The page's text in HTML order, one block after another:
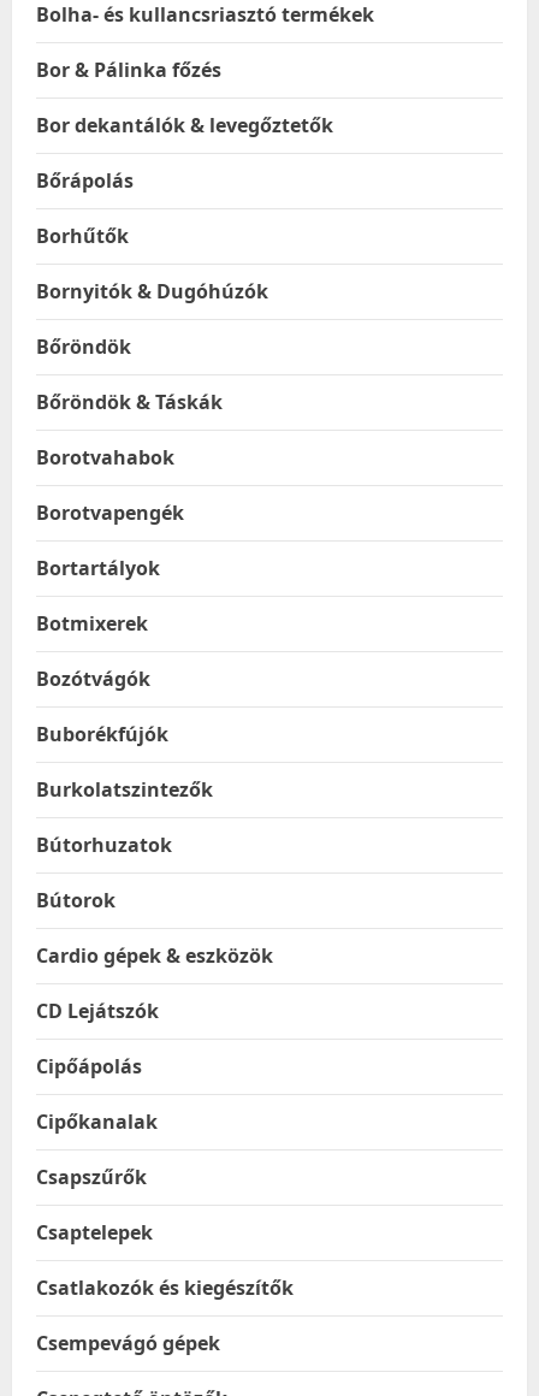
Bolha- és kullancsriasztó termékek
Bor & Pálinka főzés
Bor dekantálók & levegőztetők
Bőrápolás
Borhűtők
Bornyitók & Dugóhúzók
Bőröndök
Bőröndök & Táskák
Borotvahabok
Borotvapengék
Bortartályok
Botmixerek
Bozótvágók
Buborékfújók
Burkolatszintezők
Bútorhuzatok
Bútorok
Cardio gépek & eszközök
CD Lejátszók
Cipőápolás
Cipőkanalak
Csapszűrők
Csaptelepek
Csatlakozók és kiegészítők
Csempevágó gépek